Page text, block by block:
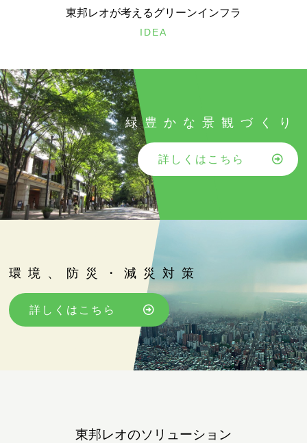
東邦レオが考えるグリーンインフラ
IDEA
緑豊かな景観づくり
詳しくはこちら
環境、防災・減災対策
詳しくはこちら
東邦レオのソリューション